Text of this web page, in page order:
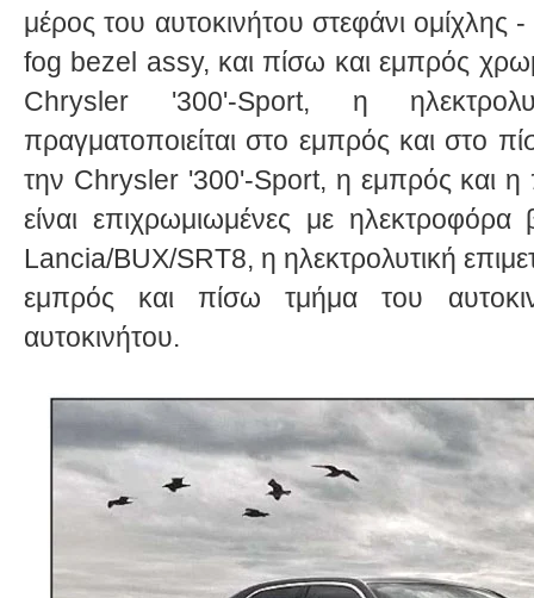
μέρος του αυτοκινήτου στεφάνι
fog bezel assy, ​​και πίσω και εμπρός
Chrysler '300'-Sport, η
πραγματοποιείται στο εμπρός και στο
την Chrysler '300'-Sport, η εμπρός και η
είναι επιχρωμιωμένες με
Lancia/BUX/SRT8, η ηλεκτρολυτική
εμπρός και πίσω τμήμα του
αυτοκινήτου.